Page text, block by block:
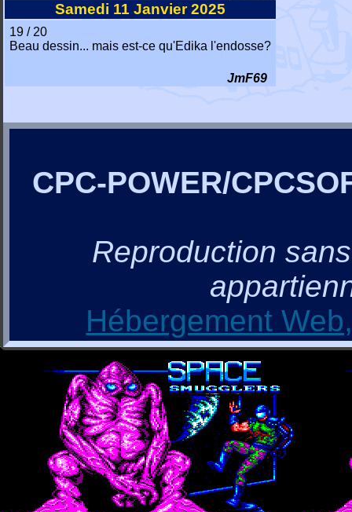
Samedi 11 Janvier 2025
19 / 20
Beau dessin... mais est-ce qu'Edika l'endosse?
JmF69
CPC-POWER/
Reproduction
Hébergement